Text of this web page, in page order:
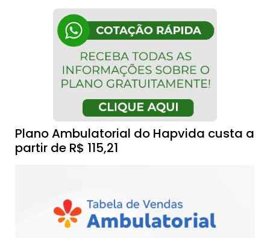
Plano Ambulatorial do Hapvida custa a
partir de R$ 115,21